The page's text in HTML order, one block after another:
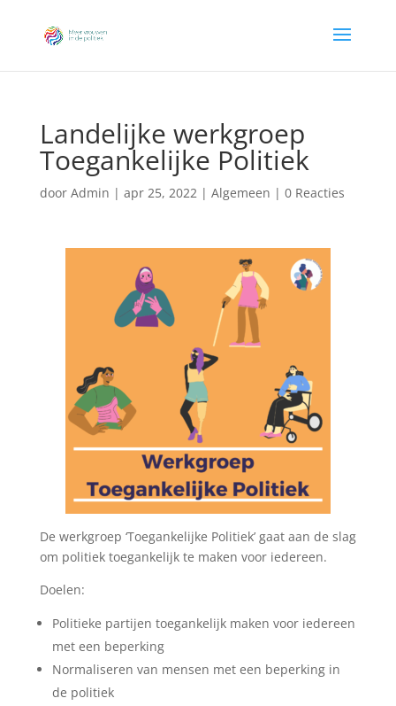
Landelijke werkgroep
Toegankelijke Politiek
door Admin | apr 25, 2022| Algemeen | 0 Reacties
De werkgroep ‘Toegankelijke Politiek’ gaat aan de slag
om politiek toegankelijk te maken voor iedereen.
Doelen:
Politieke partijen toegankelijk maken voor iedereen
met een beperking
Normaliseren van mensen met een beperking in
de politiek